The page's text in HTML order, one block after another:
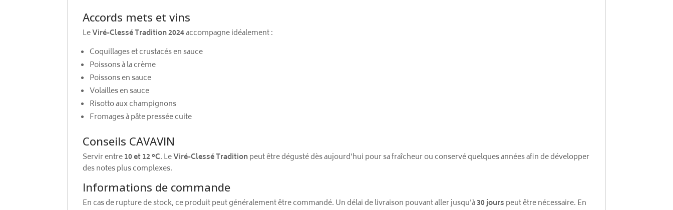
Accords mets et vins
LeViré-Clessé Tradition 2024accompagne idéalement :
Coquillages et crustacés en sauce
Poissons à la crème
Poissons en sauce
Volailles en sauce
Risotto aux champignons
Fromages à pâte pressée cuite
Conseils CAVAVIN
Servir entre10 et 12 °C. LeViré-Clessé Traditionpeut être dégusté dès aujourd'hui pour sa fraîcheur ou conservé quelques années afin de développer
des notes plus complexes.
Informations de commande
En cas de rupture de stock, ce produit peut généralement être commandé. Un délai de livraison pouvant aller jusqu'à30 jours peut être nécessaire. En